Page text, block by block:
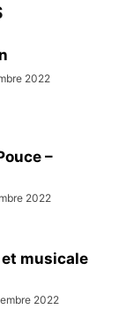
2022
–
2022
musicale
2022